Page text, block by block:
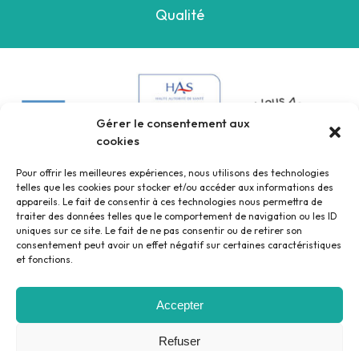
Gérer le consentement aux
cookies
Pour offrir les meilleures expériences, nous utilisons des technologies
telles que les cookies pour stocker et/ou accéder aux informations des
appareils. Le fait de consentir à ces technologies nous permettra de
traiter des données telles que le comportement de navigation ou les ID
uniques sur ce site. Le fait de ne pas consentir ou de retirer son
consentement peut avoir un effet négatif sur certaines caractéristiques
et fonctions.
Accepter
Refuser
Qualité
Mentions légales
Politique de confidentialité